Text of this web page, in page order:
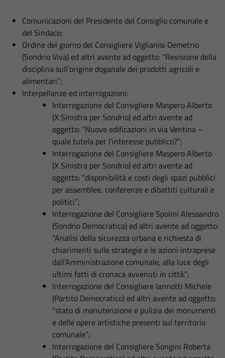
Comunicazioni del Presidente del Consiglio comunale e
del Sindaco;
Ordine del giorno del Consigliere Viglianisi Demetrio
(Sondrio Viva) ed altri avente ad oggetto: “Revisione della
disciplina sull’origine doganale dei prodotti agricoli e
alimentari.”;
Interpellanze ed interrogazioni:
Interrogazione del Consigliere Maspero Alberto
(X Sinistra per Sondrio) ed altri avente ad
oggetto: “Nuove edificazioni in via Ventina –
quale tutela per l’interesse pubblico?”;
Interrogazione del Consigliere Maspero Alberto
(X Sinistra per Sondrio) ed altri avente ad
oggetto: “disponibilità e costi degli spazi pubblici
per assemblee, conferenze e dibattiti culturali e
politici”;
Interrogazione del Consigliere Spolini Alessandro
(Sondrio Democratica) ed altri avente ad oggetto:
“Analisi della sicurezza urbana e richiesta di
chiarimenti sulle strategie e le azioni intraprese
dall’Amministrazione comunale, alla luce degli
ultimi fatti di cronaca avvenuti in città.”;
Interrogazione del Consigliere Iannotti Michele
(Partito Democratico) ed altri avente ad oggetto:
“stato di manutenzione e pulizia dei monumenti
e delle opere artistiche presenti sul territorio
comunale”;
Interrogazione del Consigliere Songini Roberta